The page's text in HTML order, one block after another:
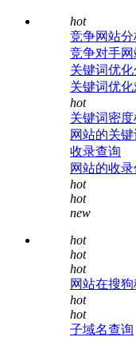
hot
竞争网站分
竞争对手
关键词优
关键词优
hot
关键词密度
网站的关
收录查询
网站的收录
hot
hot
new
hot
hot
hot
网站在搜
hot
hot
子域名查询